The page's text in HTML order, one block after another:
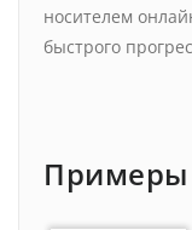
носителем
быстрого
Примеры